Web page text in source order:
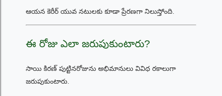
ఆయన కెరీర్ యువ నటులకు కూడా ప్రేరణగా నిలుస్తోంది.
ఈ రోజు ఎలా జరుపుకుంటారు?
సాయి కిరణ్ పుట్టినరోజును అభిమానులు వివిధ రకాలుగా
జరుపుకుంటారు.